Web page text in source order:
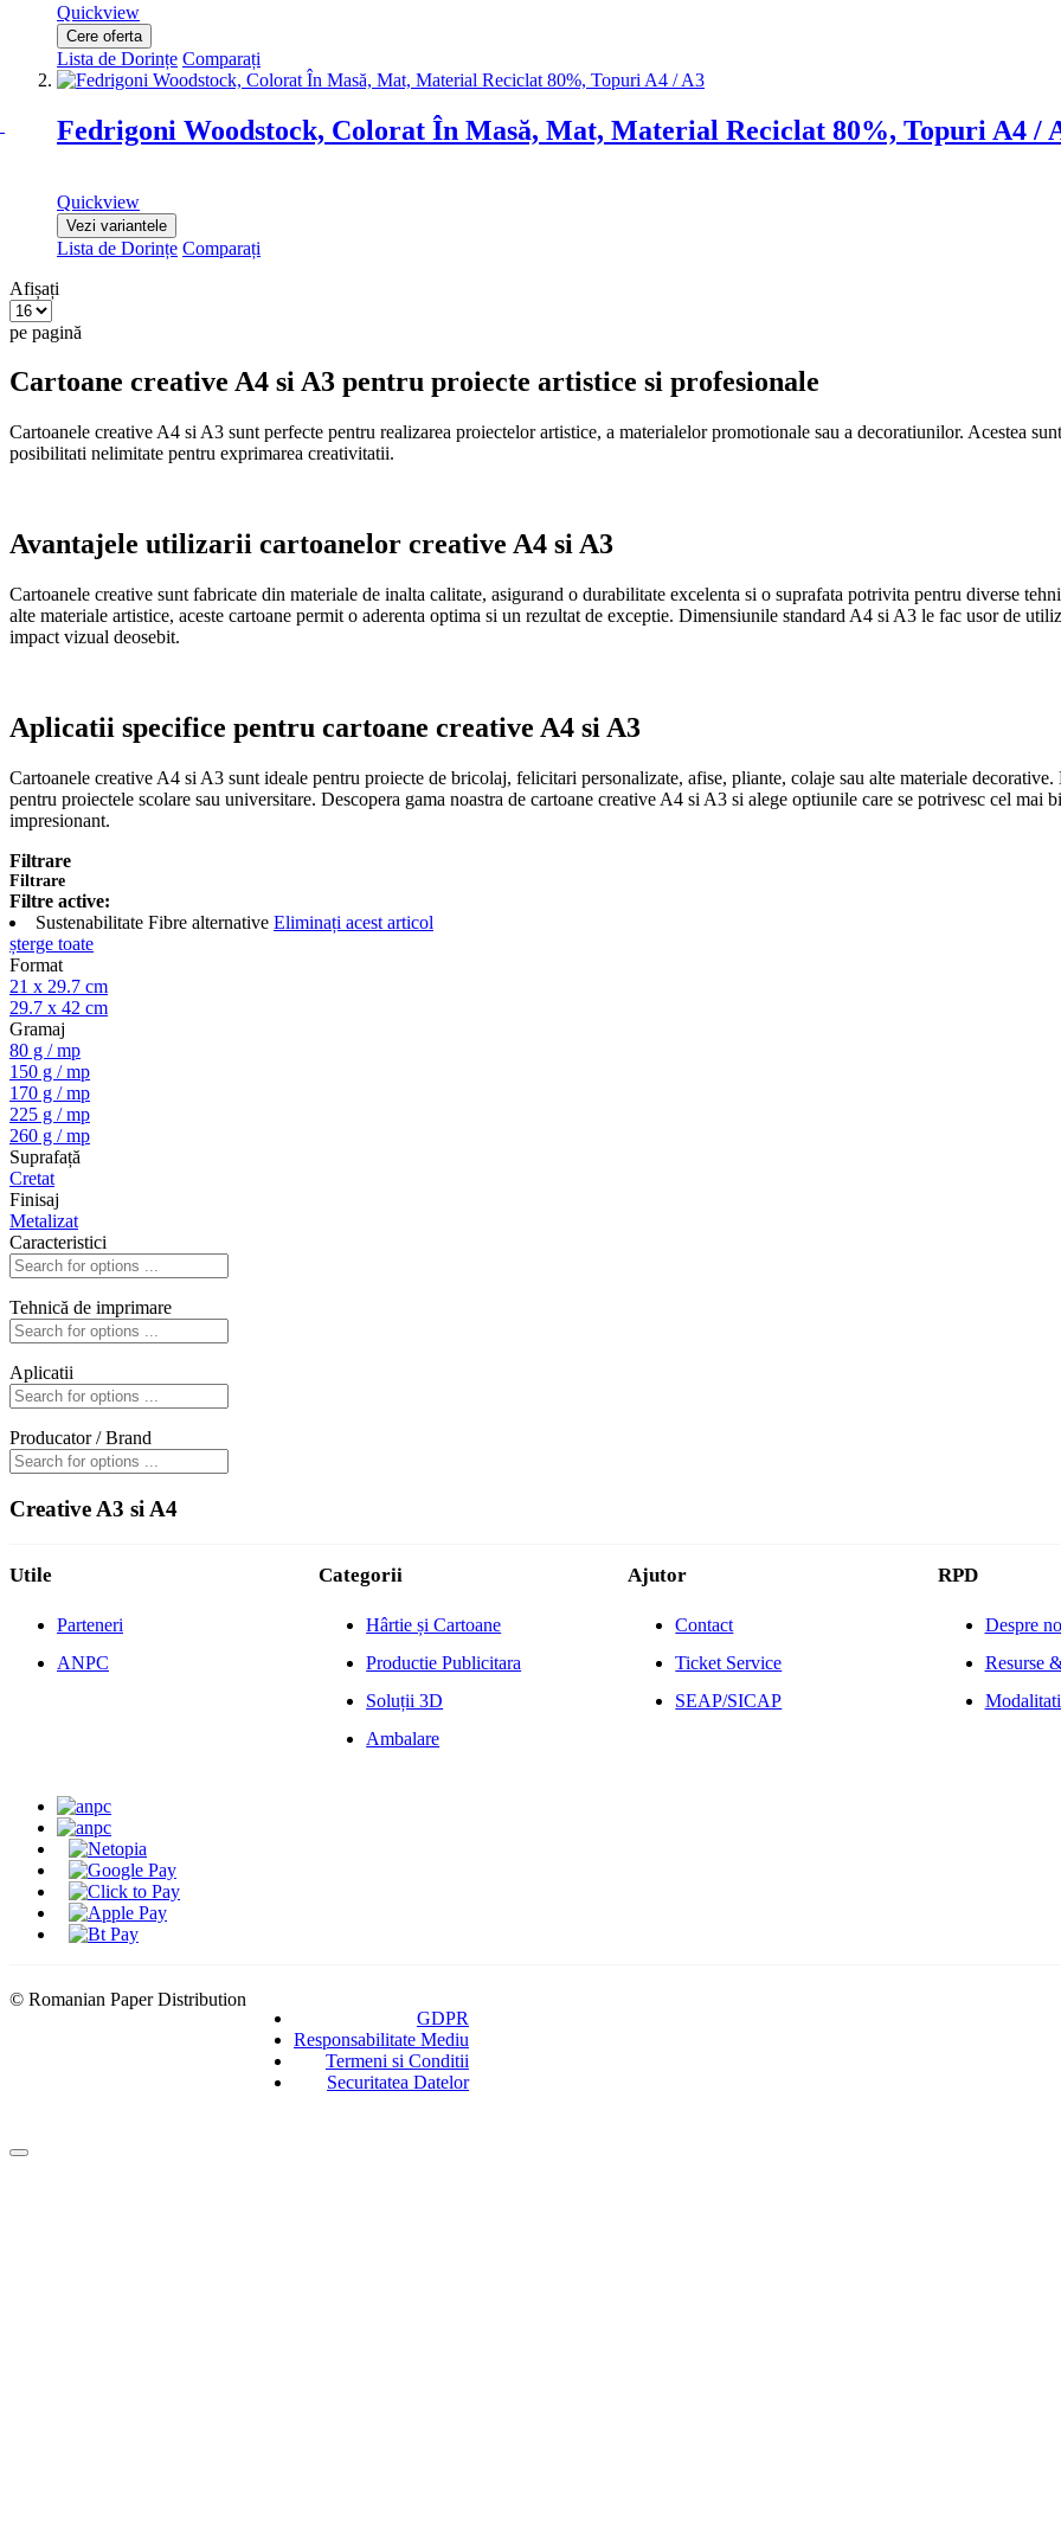
Quickview
Cere oferta
Lista de Dorințe Comparați
Fedrigoni Woodstock, Colorat În Masă, Mat, Material Reciclat 80%, Topuri A4 /
Quickview
Vezi variantele
Lista de Dorințe Comparați
Afișați
pe pagină
Cartoane creative A4 si A3 pentru proiecte artistice si profesionale
Cartoanele creative A4 si A3 sunt perfecte pentru realizarea proiectelor artistice, a materialelor promotionale sau a decoratiunilor. Acestea
posibilitati nelimitate pentru exprimarea creativitatii.
Avantajele utilizarii cartoanelor creative A4 si A3
Cartoanele creative sunt fabricate din materiale de inalta calitate, asigurand o durabilitate excelenta si o suprafata potrivita pentru diverse
alte materiale artistice, aceste cartoane permit o aderenta optima si un rezultat de exceptie. Dimensiunile standard A4 si A3 le fac usor de
impact vizual deosebit.
Aplicatii specifice pentru cartoane creative A4 si A3
Cartoanele creative A4 si A3 sunt ideale pentru proiecte de bricolaj, felicitari personalizate, afise, pliante, colaje sau alte materiale
pentru proiectele scolare sau universitare. Descopera gama noastra de cartoane creative A4 si A3 si alege optiunile care se potrivesc cel mai
impresionant.
Filtrare
Filtrare
Filtre active:
Sustenabilitate Fibre alternative Eliminați acest articol
șterge toate
Format
21 x 29.7 cm
29.7 x 42 cm
Gramaj
80 g / mp
150 g / mp
170 g / mp
225 g / mp
260 g / mp
Suprafață
Cretat
Finisaj
Metalizat
Caracteristici
Tehnică de imprimare
Aplicatii
Producator / Brand
Creative A3 si A4
Utile
Parteneri
ANPC
Categorii
Hârtie și Cartoane
Productie Publicitara
Soluții 3D
Ambalare
Ajutor
Contact
Ticket Service
SEAP/SICAP
RPD
Despre
Resurse
© Romanian Paper Distribution
GDPR
Responsabilitate Mediu
Termeni si Conditii
Securitatea Datelor